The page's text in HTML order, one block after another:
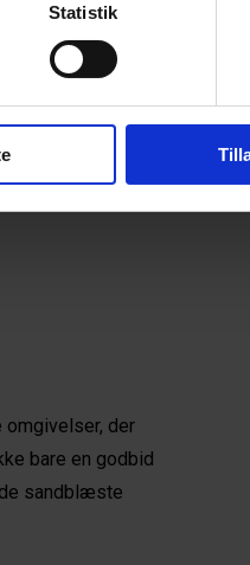
Statistik
"Endelig er et af
er tilpas
omgivelser, der
bare en godbid
sandblæste